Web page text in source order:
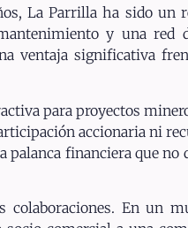
La Parrilla ha sido un
y una red
ventaja significativa
para proyectos
accionaria ni
palanca financiera que no
En un